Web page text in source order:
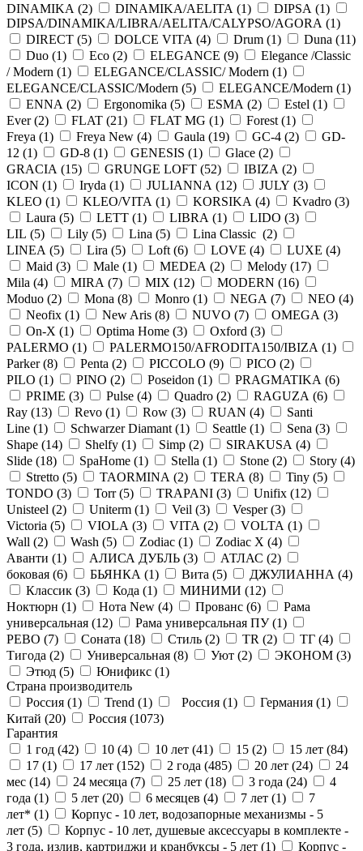
DINAMIKA (2) DINAMIKA/AELITA (1) DIPSA (1)
DIPSA/DINAMIKA/LIBRA/AELITA/CALYPSO/AGORA (1)
DIRECT (5) DOLCE VITA (4) Drum (1) Duna (11)
Duo (1) Eco (2) ELEGANCE (9)
Elegance /Classic
/ Modern (1) ELEGANCE/CLASSIC/ Modern (1)
ELEGANCE/CLASSIC/Modern (5) ELEGANCE/Modern (1)
ENNA (2) Ergonomika (5) ESMA (2) Estel (1)
Ever (2) FLAT (21) FLAT MG (1) Forest (1)
Freya (1) Freya New (4) Gaula (19) GC-4 (2)
GD-
12 (1) GD-8 (1) GENESIS (1) Glace (2)
GRACIA (15) GRUNGE LOFT (52) IBIZA (2)
ICON (1) Iryda (1) JULIANNA (12) JULY (3)
KLEO (1) KLEO/VITA (1) KORSIKA (4) Kvadro (3)
Laura (5) LETT (1) LIBRA (1) LIDO (3)
LIL (5) Lily (5) Lina (5) Lina Classic (2)
LINEA (5) Lira (5) Loft (6) LOVE (4) LUXE (4)
Maid (3) Male (1) MEDEA (2) Melody (17)
Mila (4) MIRA (7) MIX (12) MODERN (16)
Moduo (2) Mona (8) Monro (1) NEGA (7) NEO (4)
Neofix (1) New Aris (8) NUVO (7) OMEGA (3)
On-X (1) Optima Home (3) Oxford (3)
PALERMO (1) PALERMO150/AFRODITA150/IBIZA (1)
Parker (8) Penta (2) PICCOLO (9) PICO (2)
PILO (1) PINO (2) Poseidon (1) PRAGMATIKA (6)
PRIME (3) Pulse (4) Quadro (2) RAGUZA (6)
Ray (13) Revo (1) Row (3) RUAN (4)
Santi
Line (1) Schwarzer Diamant (1) Seattle (1) Sena (3)
Shape (14) Shelfy (1) Simp (2) SIRAKUSA (4)
Slide (18) SpaHome (1) Stella (1) Stone (2) Story (4)
Stretto (5) TAORMINA (2) TERA (8) Tiny (5)
TONDO (3) Torr (5) TRAPANI (3) Unifix (12)
Unisteel (2) Uniterm (1) Veil (3) Vesper (3)
Victoria (5) VIOLA (3) VITA (2) VOLTA (1)
Wall (2) Wash (5) Zodiac (1) Zodiac X (4)
Аванти (1) АЛИСА ДУБЛЬ (3) АТЛАС (2)
боковая (6) БЬЯНКА (1) Вита (5) ДЖУЛИАННА (4)
Классик (3) Кода (1) МИНИМИ (12)
Ноктюрн (1) Нота New (4) Прованс (6)
Рама
универсальная (12) Рама универсальная ПУ (1)
РЕВО (7) Соната (18) Стиль (2) ТR (2) ТГ (4)
Тигода (2) Универсальная (8) Уют (2) ЭКОНОМ (3)
Этюд (5) Юнификс (1)
Страна производитель
Россия (1) Trend (1) Россия (1) Германия (1)
Китай (20) Россия (1073)
Гарантия
1 год (42) 10 (4) 10 лет (41) 15 (2) 15 лет (84)
17 (1) 17 лет (152) 2 года (485) 20 лет (24)
24
мес (14) 24 месяца (7) 25 лет (18) 3 года (24)
4
года (1) 5 лет (20) 6 месяцев (4) 7 лет (1)
7
лет* (1)
Корпус - 10 лет, водозапорные механизмы - 5
лет (5)
Корпус - 10 лет, душевые аксессуары в комплекте -
3 года, излив, картриджи и кранбуксы - 5 лет (1) Корпус -